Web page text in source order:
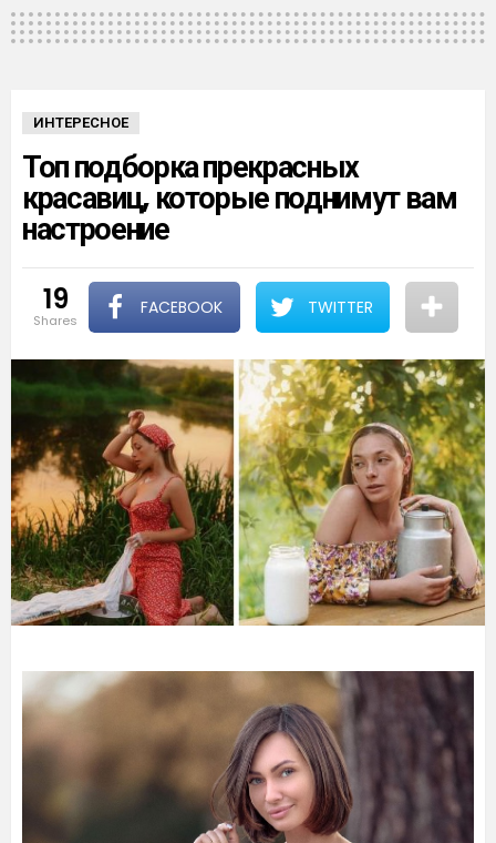
ИНТЕРЕСНОЕ
Топ подборка прекрасных
красавиц, которые поднимут вам
настроение
19
shares
FACEBOOK TWITTER